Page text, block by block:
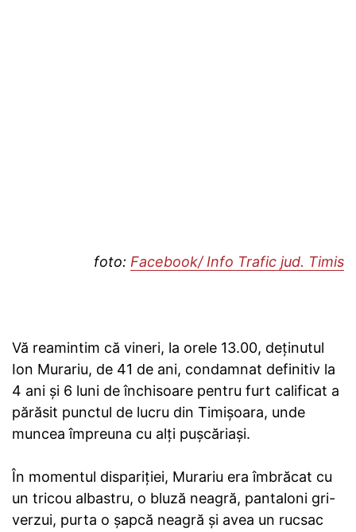
foto: Facebook/ Info Trafic jud. Timis
Vă reamintim că vineri, la orele 13.00, deținutul
Ion Murariu, de 41 de ani, condamnat definitiv la
4 ani și 6 luni de închisoare pentru furt calificat a
părăsit punctul de lucru din Timișoara, unde
muncea împreuna cu alți pușcăriași.
În momentul dispariției, Murariu era îmbrăcat cu
un tricou albastru, o bluză neagră, pantaloni gri-
verzui, purta o șapcă neagră și avea un rucsac